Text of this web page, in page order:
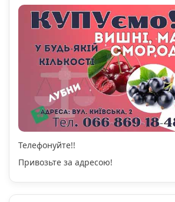
Телефонуйте!!
Привозьте за адресою!